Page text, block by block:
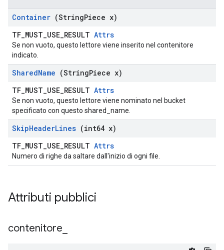
Container (StringPiece x)
TF_MUST_USE_RESULT Attrs
Se non vuoto, questo lettore viene inserito nel contenitore
indicato.
SharedName (StringPiece x)
TF_MUST_USE_RESULT Attrs
Se non vuoto, questo lettore viene nominato nel bucket
specificato con questo shared_name.
SkipHeaderLines (int64 x)
TF_MUST_USE_RESULT Attrs
Numero di righe da saltare dall'inizio di ogni file.
Attributi pubblici
contenitore